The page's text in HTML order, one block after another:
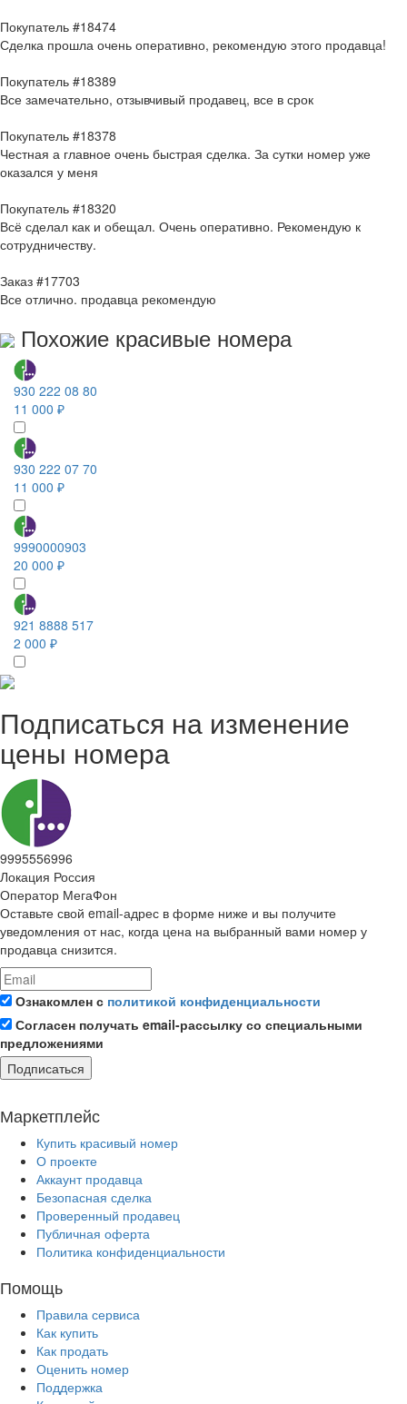
Покупатель #18474
Сделка прошла очень оперативно, рекомендую этого продавца!
Покупатель #18389
Все замечательно, отзывчивый продавец, все в срок
Покупатель #18378
Честная а главное очень быстрая сделка. За сутки номер уже
оказался у меня
Покупатель #18320
Всё сделал как и обещал. Очень оперативно. Рекомендую к
сотрудничеству.
Заказ #17703
Все отлично. продавца рекомендую
Похожие красивые номера
930 222 08 80
11 000 ₽
930 222 07 70
11 000 ₽
9990000903
20 000 ₽
921 8888 517
2 000 ₽
Подписаться на изменение
цены номера
9995556996
Локация Россия
Оператор МегаФон
Оставьте свой email-адрес в форме ниже и вы получите
уведомления от нас, когда цена на выбранный вами номер у
продавца снизится.
Ознакомлен с политикой конфиденциальности
Согласен получать email-рассылку со специальными
предложениями
Подписаться
Маркетплейс
Купить красивый номер
О проекте
Аккаунт продавца
Безопасная сделка
Проверенный продавец
Публичная оферта
Политика конфиденциальности
Помощь
Правила сервиса
Как купить
Как продать
Оценить номер
Поддержка